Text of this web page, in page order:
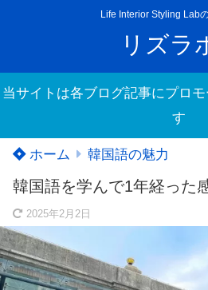
Life Interior Styling Lab
リズラ
当サイトは各ブログ記事にプロ
す
ホーム 韓国語の魅力
韓国語を学んで1年経った
2025年2月2日